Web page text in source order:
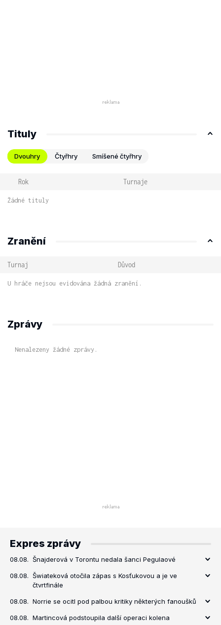
Tituly
Dvouhry Čtyřhry Smíšené čtyřhry
Rok Turnaje
Žádné tituly
Zranění
Turnaj Důvod
U hráče nejsou evidována žádná zranění.
Zprávy
Nenalezeny žádné zprávy.
Expres zprávy
08.08. Šnajderová v Torontu nedala šanci Pegulaové
08.08. Šwiateková otočila zápas s Kosťukovou a je ve
čtvrtfinále
08.08. Norrie se ocitl pod palbou kritiky některých fanoušků
08.08. Martincová podstoupila další operaci kolena